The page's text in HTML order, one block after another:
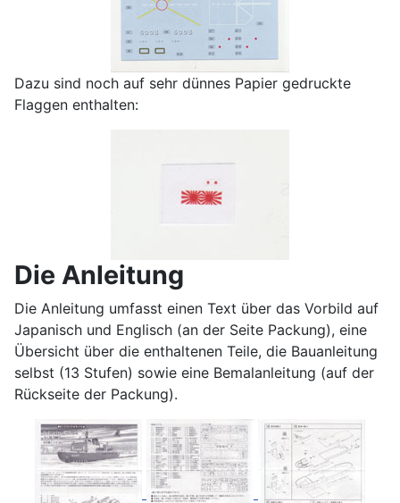
Dazu sind noch auf sehr dünnes Papier gedruckte
Flaggen enthalten:
Die Anleitung
Die Anleitung umfasst einen Text über das Vorbild auf
Japanisch und Englisch (an der Seite Packung), eine
Übersicht über die enthaltenen Teile, die Bauanleitung
selbst (13 Stufen) sowie eine Bemalanleitung (auf der
Rückseite der Packung).